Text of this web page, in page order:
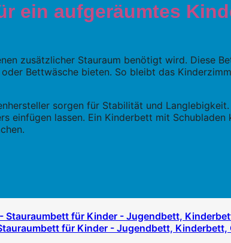
ein aufgeräumtes
zusätzlicher Stauraum benötigt wird. Diese
Bettwäsche bieten. So bleibt das
sorgen für Stabilität und
einfügen lassen. Ein Kinderbett mit
für Kinder - Jugendbett, Kinderbett,